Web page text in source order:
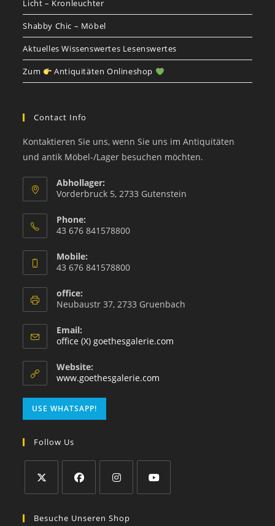
Licht – Kronleuchter
Shabby Chic – Möbel
Aktuelles Wissenswertes Lesenswertes
Zum Antiquitäten Onlineshop
Contact Info
Kontaktieren Sie uns, wenn Sie uns im Antiquitäten
und antik Möbel-/Lager besuchen möchten.
Abhollager:
Vorderbruck 5, 2733 Gutenstein
Phone:
43 676 841578800
Mobile:
43 676 841578800
office:
Neubaustr 37, 2733 Gruenbach
Email:
office (X) goethesgalerie.com
Website:
www.goethesgalerie.com
USE WHATSAPP!
Follow Us
Besuche Unseren Shop